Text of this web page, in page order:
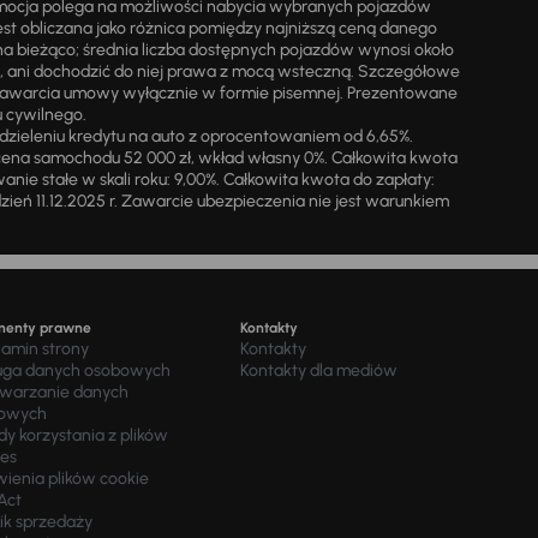
polega na możliwości nabycia wybranych pojazdów
obliczana jako różnica pomiędzy najniższą ceną danego
bieżąco; średnia liczba dostępnych pojazdów wynosi około
dochodzić do niej prawa z mocą wsteczną. Szczegółowe
umowy wyłącznie w formie pisemnej. Prezentowane
cywilnego.
kredytu na auto z oprocentowaniem od 6,65%.
samochodu 52 000 zł, wkład własny 0%. Całkowita kwota
stałe w skali roku: 9,00%. Całkowita kwota do zapłaty:
11.12.2025 r. Zawarcie ubezpieczenia nie jest warunkiem
prawne
strony
danych osobowych
danych
korzystania z plików
plików cookie
sprzedaży
Kontakty
Kontakty
Kontakty dla mediów